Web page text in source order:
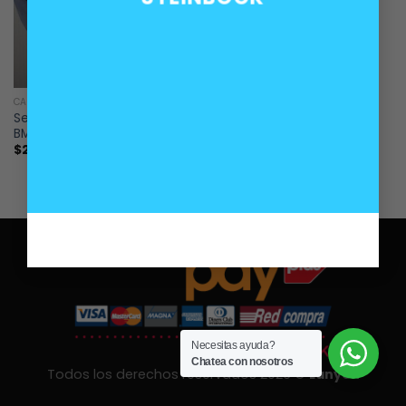
CARROCERÍA
Servo cierre centralizado
BMW E36 y E34
$25.000
Todos los derechos reservados 2026 ©Lanyon
Necesitas ayuda?
Chatea con nosotros